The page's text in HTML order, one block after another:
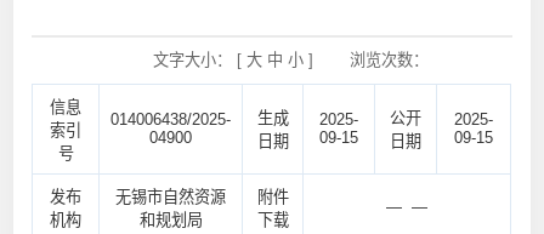
文字大小： [ 大 中 小] 浏览次数：
信息
索引
号
014006438/2025-
04900
生成
日期
2025-
09-15
公开
日期
2025-
09-15
发布
机构
无锡市自然资源
和规划局
附件
下载
— —